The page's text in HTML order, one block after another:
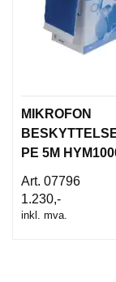
MIKROFON
PE 5M
07796
1.230,-
inkl. mva.